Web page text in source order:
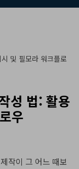
및 필모라 워크플로
성 법: 활용
우
작이 그 어느 때보